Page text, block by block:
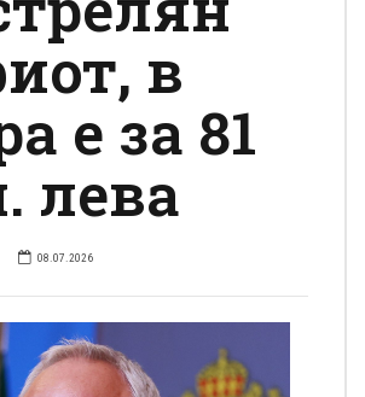
в
е за 81
лева
08.07.2026